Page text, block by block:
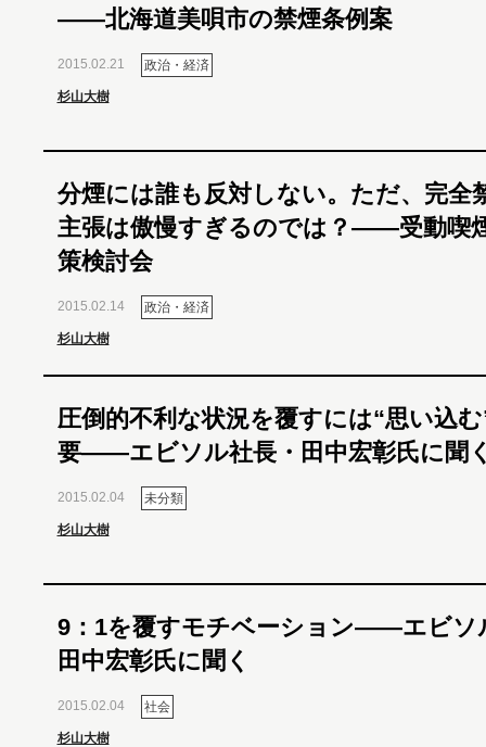
――北海道美唄市の禁煙条例案
2015.02.21 政治・経済
杉山大樹
分煙には誰も反対しない。ただ、完全
主張は傲慢すぎるのでは？――受動喫
策検討会
2015.02.14 政治・経済
杉山大樹
圧倒的不利な状況を覆すには“思い込
要――エビソル社長・田中宏彰氏に聞
2015.02.04 未分類
杉山大樹
9：1を覆すモチベーション――エビソ
田中宏彰氏に聞く
2015.02.04 社会
杉山大樹